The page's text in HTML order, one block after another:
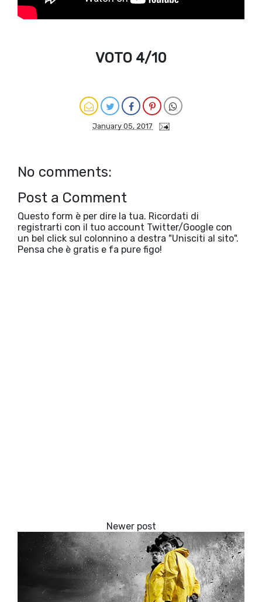
VOTO 4/10
January 05, 2017
No comments:
Post a Comment
Questo form è per dire la tua. Ricordati di
registrarti con il tuo account Twitter/Google con
un bel click sul colonnino a destra "Unisciti al sito".
Pensa che è gratis e fa pure figo!